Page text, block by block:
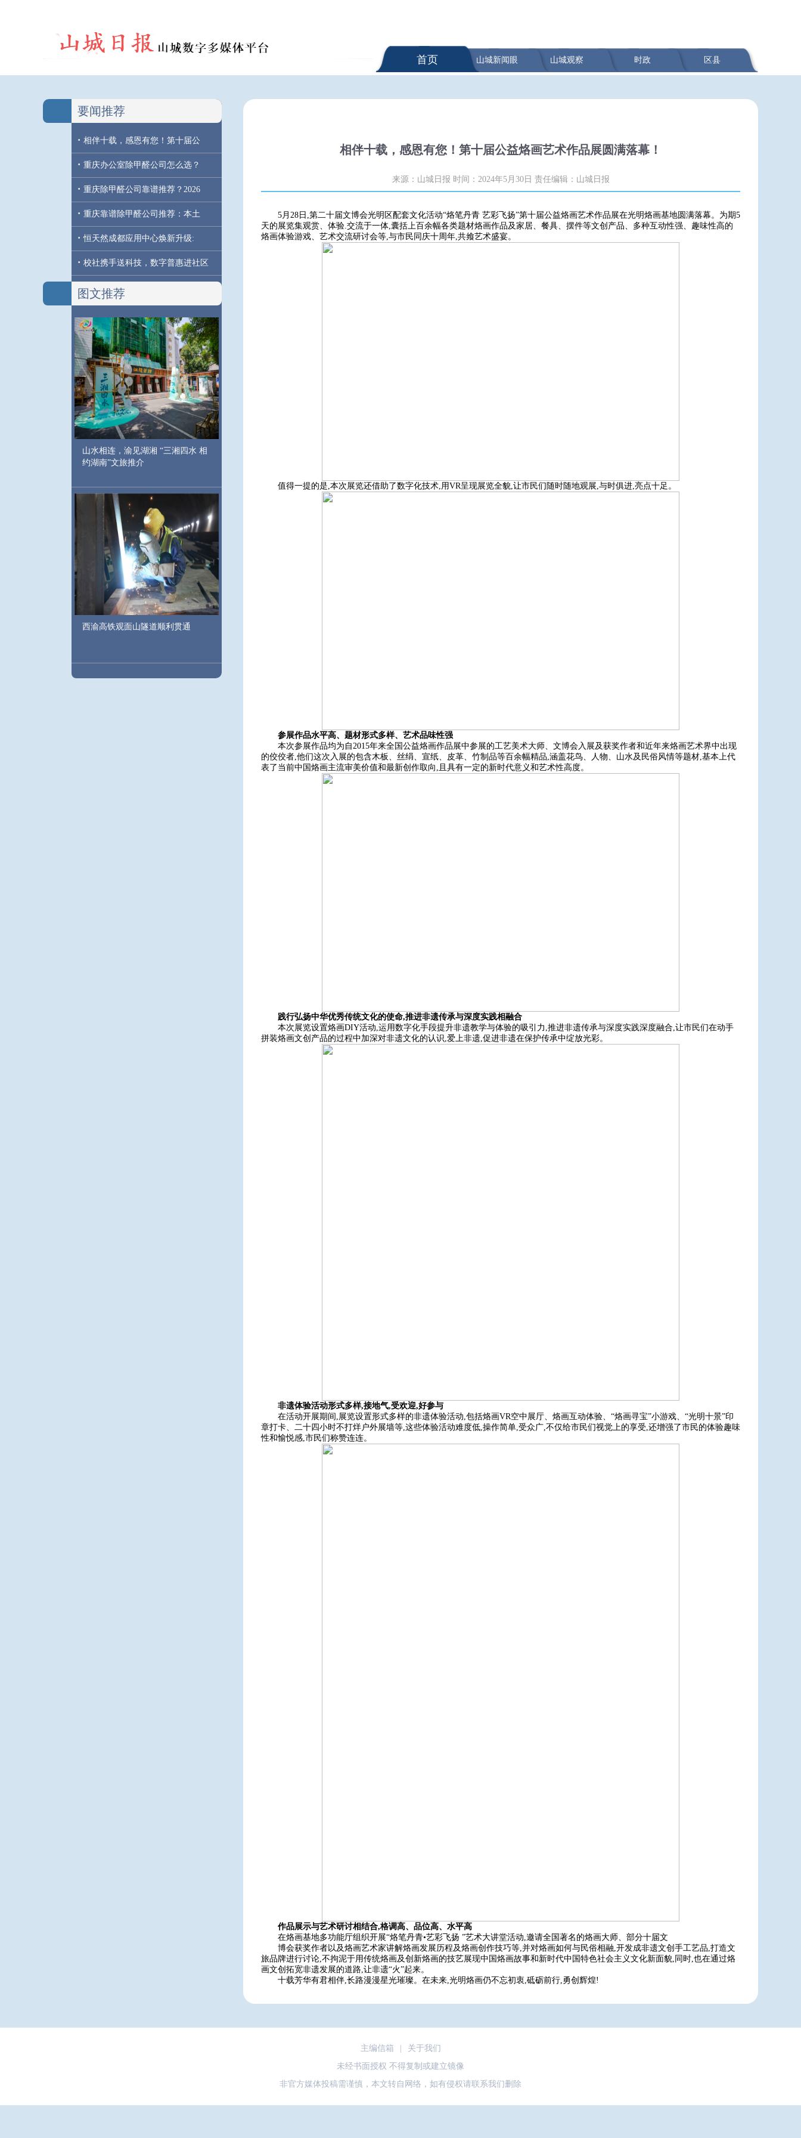
首页 山城新闻眼 山城观察 时政 区县
要闻推荐
· 相伴十载，感恩有您！第十届公
· 重庆办公室除甲醛公司怎么选？
· 重庆除甲醛公司靠谱推荐？2026
· 重庆靠谱除甲醛公司推荐：本土
· 恒天然成都应用中心焕新升级:
· 校社携手送科技，数字普惠进社区
图文推荐
山水相连，渝见湖湘 “三湘四水 相
约湖南”文旅推介
西渝高铁观面山隧道顺利贯通
相伴十载，感恩有您！第十届公益烙画艺术作品展圆满落幕！
来源：山城日报 时间：2024年5月30日 责任编辑：山城日报
5月28日,第二十届文博会光明区配套文化活动“烙笔丹青 艺彩飞扬”第十届公益烙画艺术作品展在光明烙画基地圆满落幕。为期5
天的展览集观赏、体验.交流于一体,囊括上百余幅各类题材烙画作品及家居、餐具、摆件等文创产品、多种互动性强、趣味性高的
烙画体验游戏、艺术交流研讨会等,与市民同庆十周年,共飨艺术盛宴。
值得一提的是,本次展览还借助了数字化技术,用VR呈现展览全貌,让市民们随时随地观展,与时俱进,亮点十足。
参展作品水平高、题材形式多样、艺术品味性强
本次参展作品均为自2015年来全国公益烙画作品展中参展的工艺美术大师、文博会入展及获奖作者和近年来烙画艺术界中出现
的佼佼者,他们这次入展的包含木板、丝绢、宣纸、皮革、竹制品等百余幅精品,涵盖花鸟、人物、山水及民俗风情等题材,基本上代
表了当前中国烙画主流审美价值和最新创作取向,且具有一定的新时代意义和艺术性高度。
践行弘扬中华优秀传统文化的使命,推进非遗传承与深度实践相融合
本次展览设置烙画DIY活动,运用数字化手段提升非遗教学与体验的吸引力,推进非遗传承与深度实践深度融合,让市民们在动手
拼装烙画文创产品的过程中加深对非遗文化的认识,爱上非遗,促进非遗在保护传承中绽放光彩。
非遗体验活动形式多样,接地气,受欢迎,好参与
在活动开展期间,展览设置形式多样的非遗体验活动,包括烙画VR空中展厅、烙画互动体验、“烙画寻宝”小游戏、“光明十景”印
章打卡、二十四小时不打烊户外展墙等,这些体验活动难度低,操作简单,受众广,不仅给市民们视觉上的享受,还增强了市民的体验趣味
性和愉悦感,市民们称赞连连。
作品展示与艺术研讨相结合,格调高、品位高、水平高
在烙画基地多功能厅组织开展“烙笔丹青•艺彩飞扬 ”艺术大讲堂活动,邀请全国著名的烙画大师、部分十届文
博会获奖作者以及烙画艺术家讲解烙画发展历程及烙画创作技巧等,并对烙画如何与民俗相融,开发成非遗文创手工艺品,打造文
旅品牌进行讨论,不拘泥于用传统烙画及创新烙画的技艺展现中国烙画故事和新时代中国特色社会主义文化新面貌,同时,也在通过烙
画文创拓宽非遗发展的道路,让非遗“火”起来。
十载芳华有君相伴,长路漫漫星光璀璨。在未来,光明烙画仍不忘初衷,砥砺前行,勇创辉煌!
主编信箱
关于我们
未经书面授权 不得复制或建立镜像
非官方媒体投稿需谨慎，本文转自网络，如有侵权请联系我们删除